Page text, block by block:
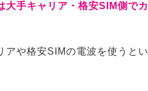
大手キャリア・格安SIM側でカ
アや格安SIMの電波を使うとい